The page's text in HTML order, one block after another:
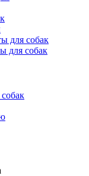
для собак
для собак